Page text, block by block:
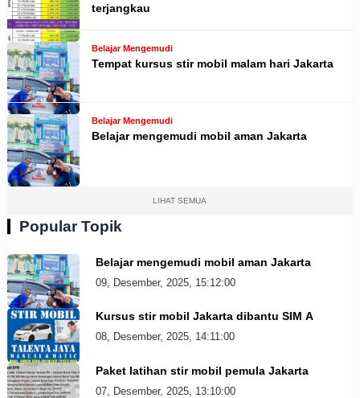
terjangkau
Belajar Mengemudi
Tempat kursus stir mobil malam hari Jakarta
Belajar Mengemudi
Belajar mengemudi mobil aman Jakarta
LIHAT SEMUA
Popular Topik
Belajar mengemudi mobil aman Jakarta
09, Desember, 2025, 15:12:00
Kursus stir mobil Jakarta dibantu SIM A
08, Desember, 2025, 14:11:00
Paket latihan stir mobil pemula Jakarta
07, Desember, 2025, 13:10:00